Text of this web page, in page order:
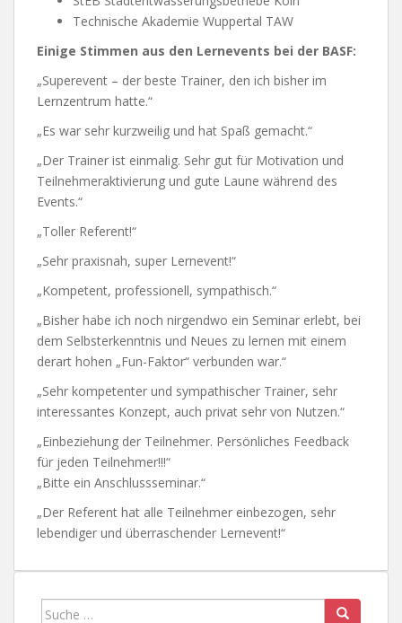
Technische Akademie Wuppertal TAW
Einige Stimmen aus den Lernevents bei der BASF:
„Superevent – der beste Trainer, den ich bisher im
Lernzentrum hatte.“
„Es war sehr kurzweilig und hat Spaß gemacht.“
„Der Trainer ist einmalig. Sehr gut für Motivation und
Teilnehmeraktivierung und gute Laune während des
Events.“
„Toller Referent!“
„Sehr praxisnah, super Lernevent!“
„Kompetent, professionell, sympathisch.“
„Bisher habe ich noch nirgendwo ein Seminar erlebt, bei
dem Selbsterkenntnis und Neues zu lernen mit einem
derart hohen „Fun-Faktor“ verbunden war.“
„Sehr kompetenter und sympathischer Trainer, sehr
interessantes Konzept, auch privat sehr von Nutzen.“
„Einbeziehung der Teilnehmer. Persönliches Feedback
für jeden Teilnehmer!!!“
„Bitte ein Anschlussseminar.“
„Der Referent hat alle Teilnehmer einbezogen, sehr
lebendiger und überraschender Lernevent!“
Suche